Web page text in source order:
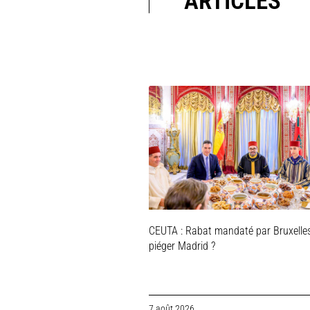
CEUTA : Rabat mandaté par
piéger Madrid ?